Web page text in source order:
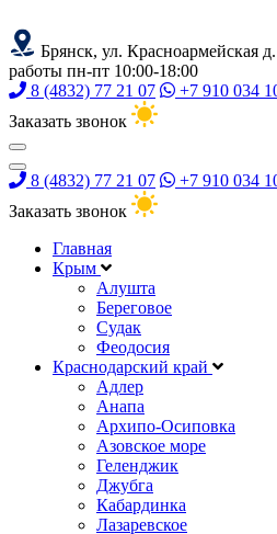
Брянск, ул. Красноармейская
работы пн-пт 10:00-18:00
8 (4832) 77 21 07
+7 910 034
Заказать звонок
8 (4832) 77 21 07
+7 910 034
Заказать звонок
Главная
Крым
Алушта
Береговое
Судак
Феодосия
Краснодарский край
Адлер
Анапа
Архипо-Осиповка
Азовское море
Геленджик
Джубга
Кабардинка
Лазаревское